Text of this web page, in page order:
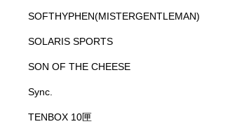
SOFTHYPHEN(MISTERGENTLEMAN)
SOLARIS SPORTS
SON OF THE CHEESE
Sync.
TENBOX 10匣